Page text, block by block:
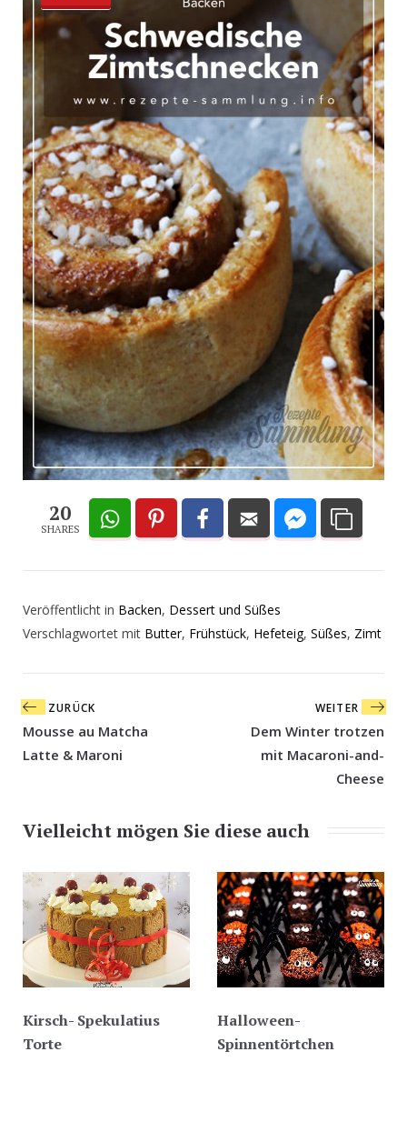
20
SHARES
Veröffentlicht in Backen, Dessert und Süßes
Verschlagwortet mit Butter, Frühstück, Hefeteig, Süßes, Zimt
Beitragsnavigation
ZURÜCK
Mousse au Matcha
Latte & Maroni
WEITER
Dem Winter trotzen
mit Macaroni-and-
Cheese
Vielleicht mögen Sie diese auch
Kirsch- Spekulatius
Torte
Halloween-
Spinnentörtchen